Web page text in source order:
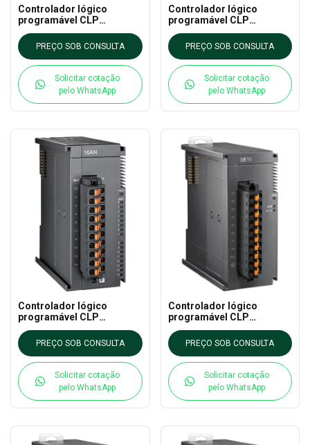
Controlador lógico
programável CLP
AS16AN01T-A DELTA - AS
CLP EXTN
PREÇO SOB CONSULTA
Solicitar cotação
pelo WhatsApp
Controlador lógico
programável CLP
AS16AN01R-A DELTA - AS
CLP EXTN
PREÇO SOB CONSULTA
Solicitar cotação
pelo WhatsApp
Controlador lógico
programável CLP
AS16AN01P-A DELTA - AS
CLP EXTN
PREÇO SOB CONSULTA
Solicitar cotação
pelo WhatsApp
Controlador lógico
programável CLP
AS16AM10N-A DELTA - AS
CLP EXTN
PREÇO SOB CONSULTA
Solicitar cotação
pelo WhatsApp